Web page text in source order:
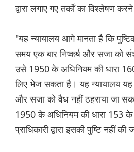
द्वारा लगाए गए तर्कों का विश्लेषण
"यह न्यायालय आगे मानता है कि
समय एक बार निष्कर्ष और सजा को
उसे 1950 के अधिनियम की धारा
लिए भेज सकता है। यह न्यायालय यह
और सजा को वैध नहीं ठहराया जा
1950 के अधिनियम की धारा 153
प्राधिकारी द्वारा इसकी पुष्टि नहीं की